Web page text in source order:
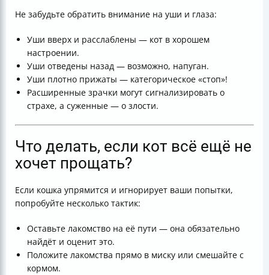
Не забудьте обратить внимание на уши и глаза:
Уши вверх и расслаблены — кот в хорошем
настроении.
Уши отведены назад — возможно, напуган.
Уши плотно прижаты — категорическое «стоп»!
Расширенные зрачки могут сигнализировать о
страхе, а суженные — о злости.
Что делать, если кот всё ещё не
хочет прощать?
Если кошка упрямится и игнорирует ваши попытки,
попробуйте несколько тактик:
Оставьте лакомство на её пути — она обязательно
найдёт и оценит это.
Положите лакомства прямо в миску или смешайте с
кормом.